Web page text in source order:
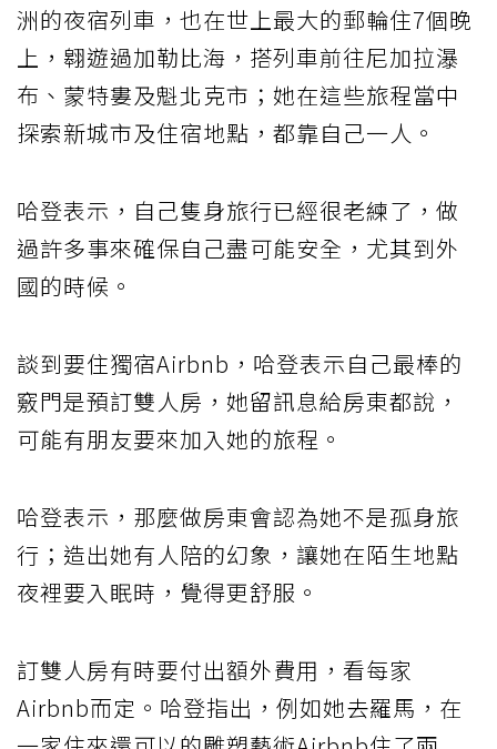
洲的夜宿列車，也在世上最大的郵輪住7個晚
上，翱遊過加勒比海，搭列車前往尼加拉瀑
布、蒙特婁及魁北克市；她在這些旅程當中
探索新城市及住宿地點，都靠自己一人。
哈登表示，自己隻身旅行已經很老練了，做
過許多事來確保自己盡可能安全，尤其到外
國的時候。
談到要住獨宿Airbnb，哈登表示自己最棒的
竅門是預訂雙人房，她留訊息給房東都說，
可能有朋友要來加入她的旅程。
哈登表示，那麼做房東會認為她不是孤身旅
行；造出她有人陪的幻象，讓她在陌生地點
夜裡要入眠時，覺得更舒服。
訂雙人房有時要付出額外費用，看每家
Airbnb而定。哈登指出，例如她去羅馬，在